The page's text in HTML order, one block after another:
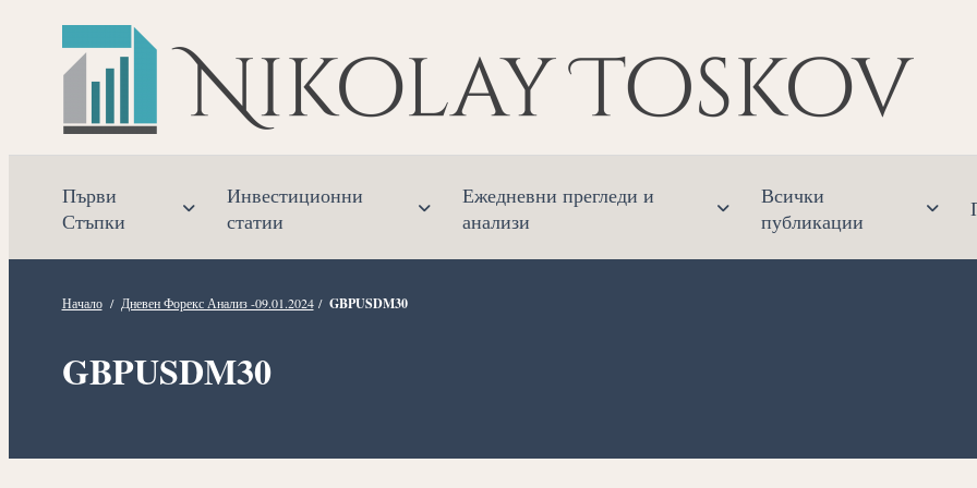
Прескочете
съдържанието
Първи
Стъпки
Инвестиционни
статии
Ежедневни прегледи и
анализи
Всички
публикации
Начало / Дневен Форекс Анализ -09.01.2024/ GBPUSDM30
GBPUSDM30